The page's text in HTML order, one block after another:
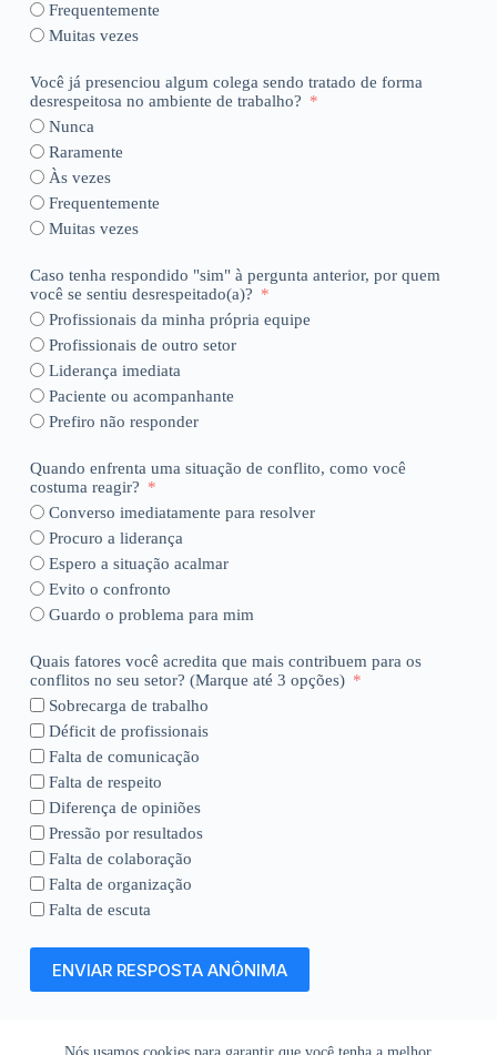
Frequentemente
Muitas vezes
Você já presenciou algum colega sendo tratado de forma
desrespeitosa no ambiente de trabalho?
Nunca
Raramente
Às vezes
Frequentemente
Muitas vezes
Caso tenha respondido "sim" à pergunta anterior, por quem
você se sentiu desrespeitado(a)?
Profissionais da minha própria equipe
Profissionais de outro setor
Liderança imediata
Paciente ou acompanhante
Prefiro não responder
Quando enfrenta uma situação de conflito, como você
costuma reagir?
Converso imediatamente para resolver
Procuro a liderança
Espero a situação acalmar
Evito o confronto
Guardo o problema para mim
Quais fatores você acredita que mais contribuem para os
conflitos no seu setor? (Marque até 3 opções)
Sobrecarga de trabalho
Déficit de profissionais
Falta de comunicação
Falta de respeito
Diferença de opiniões
Pressão por resultados
Falta de colaboração
Falta de organização
Falta de escuta
ENVIAR RESPOSTA ANÔNIMA